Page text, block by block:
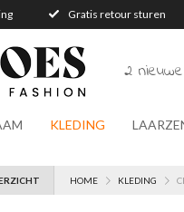
Gratis retour sturen
2
KLEDING
HOME KLEDING